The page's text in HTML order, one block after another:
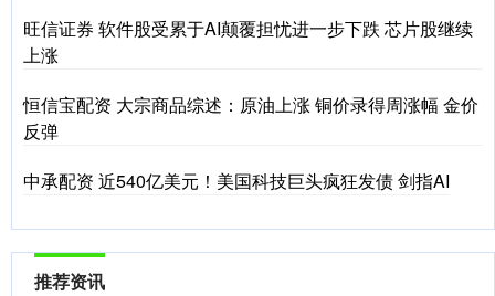
旺信证券 软件股受累于AI颠覆担忧进一步下跌 芯片股继续
上涨
恒信宝配资 大宗商品综述：原油上涨 铜价录得周涨幅 金价
反弹
中承配资 近540亿美元！美国科技巨头疯狂发债 剑指AI
推荐资讯